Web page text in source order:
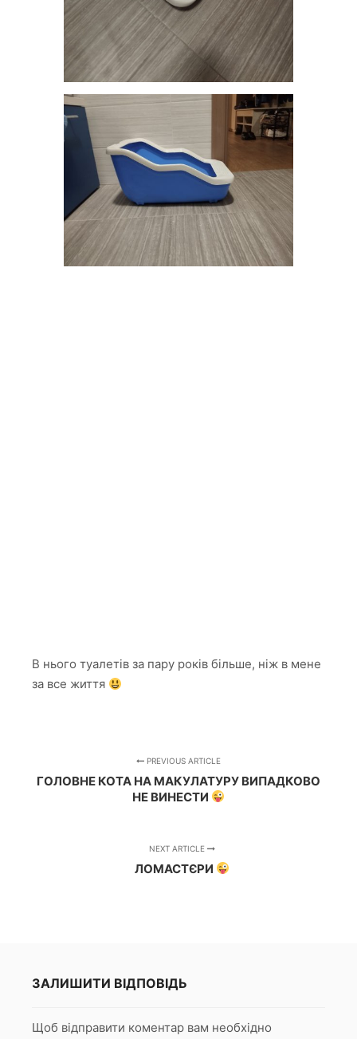
В нього туалетів за пару років більше, ніж в мене
за все життя
PREVIOUS ARTICLE
ГОЛОВНЕ КОТА НА МАКУЛАТУРУ ВИПАДКОВО
НЕ ВИНЕСТИ
NEXT ARTICLE
ЛОМАСТЄРИ
ЗАЛИШИТИ ВІДПОВІДЬ
Щоб відправити коментар вам необхідно